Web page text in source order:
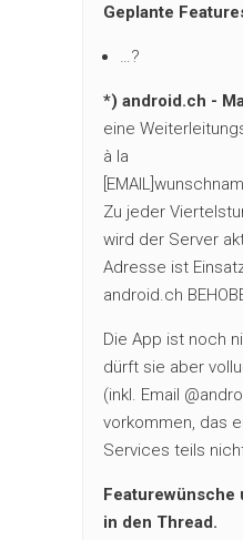
Geplante
…?
*) android.ch -
eine
à la
[EMAIL]
Zu jeder
wird der Server
Adresse ist
android.ch
Die App ist noch
dürft sie aber
(inkl. Email
vorkommen, das
Services teils
Featurewünsche
in den Thread.